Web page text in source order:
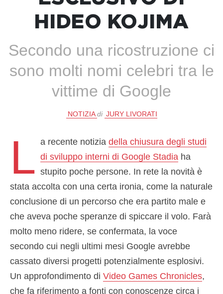
HIDEO KOJIMA
Secondo una ricostruzione ci
sono molti nomi celebri tra le
vittime di Google
NOTIZIA di JURY LIVORATI
L a recente notiziadella chiusura degli studi
di sviluppo interni di Google Stadia ha
stupito poche persone. In rete la novità è
stata accolta con una certa ironia, come la naturale
conclusione di un percorso che era partito male e
che aveva poche speranze di spiccare il volo. Farà
molto meno ridere, se confermata, la voce
secondo cui negli ultimi mesi Google avrebbe
cassato diversi progetti potenzialmente esplosivi.
Un approfondimento di Video Games Chronicles,
che fa riferimento a fonti con conoscenze circa i